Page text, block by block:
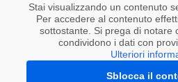
Stai visualizzando un contenuto
Per accedere al contenuto
sottostante. Si prega di notare
condividono i dati con
Ulteriori
Sblocca il